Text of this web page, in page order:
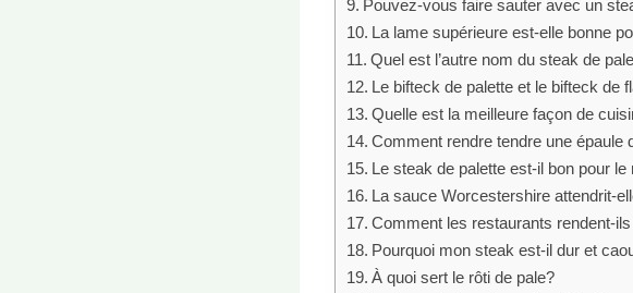
Pouvez-vous faire sauter avec un
La lame supérieure est-elle bonne
Quel est l’autre nom du steak de
Le bifteck de palette et le bifteck de
Quelle est la meilleure façon de
Comment rendre tendre une épaule
Le steak de palette est-il bon pour le
La sauce Worcestershire attendrit-
Comment les restaurants rendent-
Pourquoi mon steak est-il dur et
À quoi sert le rôti de pale?